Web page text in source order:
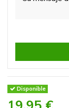
Disponible